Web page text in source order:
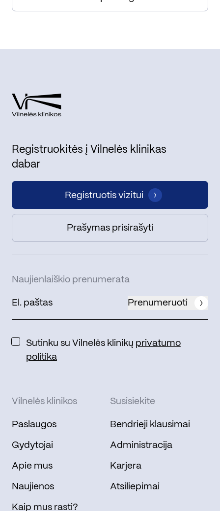
Registruokitės į Vilnelės klinikas
dabar
Registruotis vizitui
Prašymas prisirašyti
Naujienlaiškio prenumerata
Prenumeruoti
Sutinku su Vilnelės klinikų privatumo
politika
Vilnelės klinikos
Paslaugos
Gydytojai
Apie mus
Naujienos
Kaip mus rasti?
Susisiekite
Bendrieji klausimai
Administracija
Karjera
Atsiliepimai